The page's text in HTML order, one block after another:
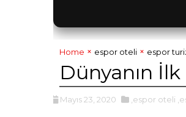
Home espor oteli espor
Dünyanın
Mayıs 23, 2020 ,espor oteli